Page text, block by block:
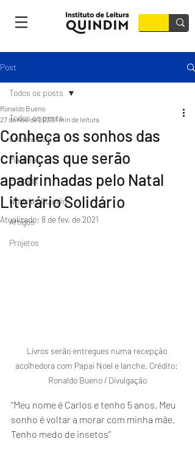
Post
Todos os posts
Entrevistas
Matérias
Podcast
Notícias Quindim
Artigos
Projetos
Todos os posts
Conheça os sonhos das
crianças que serão
apadrinhadas pelo Natal
Literário Solidário
Ronaldo Bueno
27 de nov. de 20201 min de leitura
Atualizado: 8 de fev. de 2021
Livros serão entregues numa recepção
acolhedora com Papai Noel e lanche. Crédito:
Ronaldo Bueno / Divulgação
“Meu nome é Carlos e tenho 5 anos. Meu
sonho é voltar a morar com minha mãe.
Tenho medo de insetos”